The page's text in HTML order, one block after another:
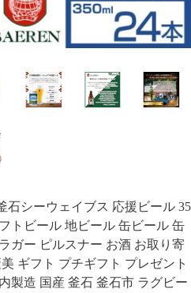
石シーウェイブス 応援ビール 35
トビール 地ビール 缶ビール 缶
ガー ピルスナー お酒 お取り寄
ギフト プチギフト プレゼント
製造 国産 釜石 釜石市 ラグビー